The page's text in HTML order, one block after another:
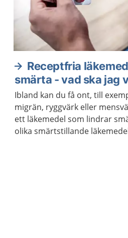
Receptfria
smärta - vad ska jag
Ibland kan du få ont, till
migrän, ryggvärk eller
ett läkemedel som lindrar
olika smärtstillande